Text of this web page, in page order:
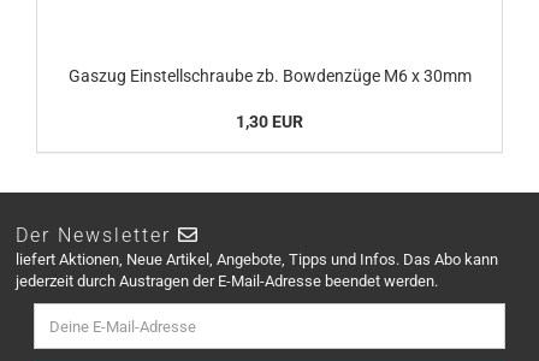
Gaszug Einstellschraube zb. Bowdenzüge M6 x 30mm
1,30 EUR
Der Newsletter
liefert Aktionen, Neue Artikel, Angebote, Tipps und Infos. Das Abo kann
jederzeit durch Austragen der E-Mail-Adresse beendet werden.